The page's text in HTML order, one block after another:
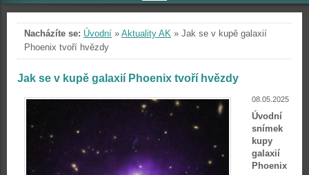
Nacházíte se: Úvodní » Aktuality AK » Jak se v kupě galaxií
Phoenix tvoří hvězdy
Jak se v kupě galaxií Phoenix tvoří hvězdy
08.05.2025
Úvodní
snímek
kupy
galaxií
Phoenix